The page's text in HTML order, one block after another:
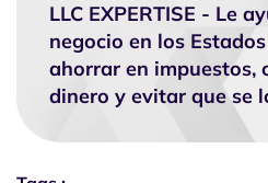
LLC EXPERTISE - Le
negocio en los
ahorrar en impuestos,
dinero y evitar que se